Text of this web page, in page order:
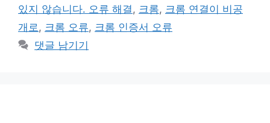
있지 않습니다. 오류 해결 , 크롬, 크롬 연결이 비공
개로 , 크롬 오류, 크롬 인증서 오류
댓글 남기기